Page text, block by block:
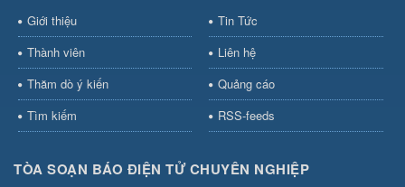
Giới thiệu
Tin Tức
Thành viên
Liên hệ
Thăm dò ý kiến
Quảng cáo
Tìm kiếm
RSS-feeds
TÒA SOẠN BÁO ĐIỆN TỬ CHUYÊN NGHIỆP